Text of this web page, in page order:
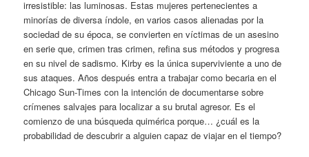
irresistible: las luminosas. Estas mujeres pertenecientes a
minorías de diversa índole, en varios casos alienadas por la
sociedad de su época, se convierten en víctimas de un asesino
en serie que, crimen tras crimen, refina sus métodos y progresa
en su nivel de sadismo. Kirby es la única superviviente a uno de
sus ataques. Años después entra a trabajar como becaria en el
Chicago Sun-Times con la intención de documentarse sobre
crímenes salvajes para localizar a su brutal agresor. Es el
comienzo de una búsqueda quimérica porque… ¿cuál es la
probabilidad de descubrir a alguien capaz de viajar en el tiempo?